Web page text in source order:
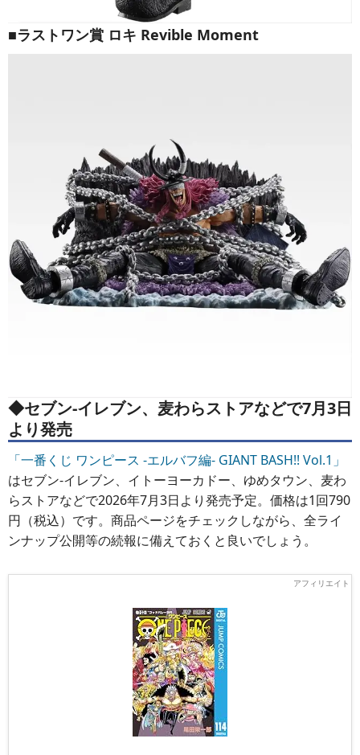
■ラストワン賞 ロキ Revible Moment
◆セブン‐イレブン、麦わらストアなどで7月3日
より発売
「一番くじ ワンピース -エルバフ編- GIANT BASH!! Vol.1」
はセブン‐イレブン、イトーヨーカドー、ゆめタウン、麦わ
らストアなどで2026年7月3日より発売予定。価格は1回790
円（税込）です。商品ページをチェックしながら、全ライ
ンナップ公開等の続報に備えておくと良いでしょう。